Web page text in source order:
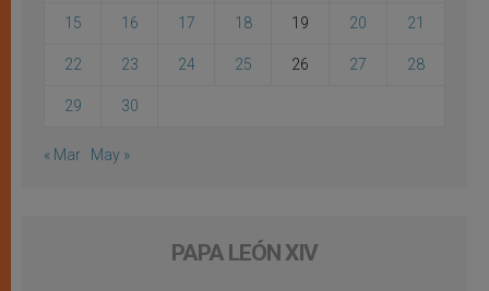
15 16 17 18 19 20 21
22 23 24 25 26 27 28
29 30
« Mar May »
PAPA LEÓN XIV